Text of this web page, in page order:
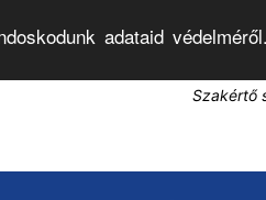
adataid
Szakértő